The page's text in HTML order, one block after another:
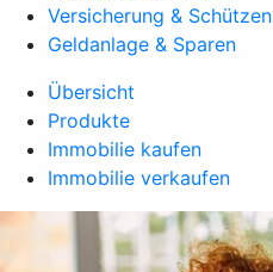
Versicherung & Schützen
Geldanlage & Sparen
Übersicht
Produkte
Immobilie kaufen
Immobilie verkaufen